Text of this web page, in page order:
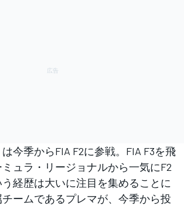
今季からFIA F2に参戦。FIA F3を飛
ュラ・リージョナルから一気にF2
経歴は大いに注目を集めることに
ームであるプレマが、今季から投